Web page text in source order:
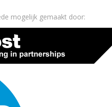
mogelijk gemaakt door: